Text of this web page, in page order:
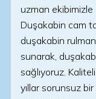
uzman ekibimizle
Duşakabin cam
duşakabin
sunarak,
sağlıyoruz.
yıllar sorunsuz